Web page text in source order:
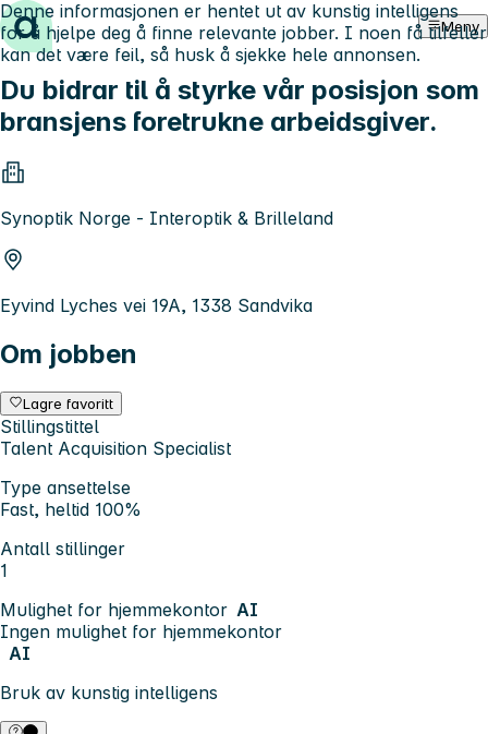
Hopp til innhold Meny
Du bidrar til å styrke vår posisjon som
bransjens foretrukne arbeidsgiver.
Synoptik Norge - Interoptik & Brilleland
Eyvind Lyches vei 19A, 1338 Sandvika
Om jobben
Lagre favoritt
Stillingstittel
Talent Acquisition Specialist
Type ansettelse
Fast, heltid 100%
Antall stillinger
1
Mulighet for hjemmekontor AI
Ingen mulighet for hjemmekontor
AI
Bruk av kunstig intelligens
Denne informasjonen er hentet ut av kunstig intelligens
for å hjelpe deg å finne relevante jobber. I noen få tilfeller
kan det være feil, så husk å sjekke hele annonsen.